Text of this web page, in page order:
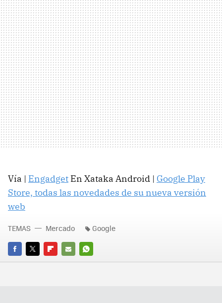
Vía | Engadget En Xataka Android | Google Play
Store, todas las novedades de su nueva versión
web
FACEBOOK
TWITTERFLIPBOARD
E-
WHATSAPP
TEMAS Mercado Google